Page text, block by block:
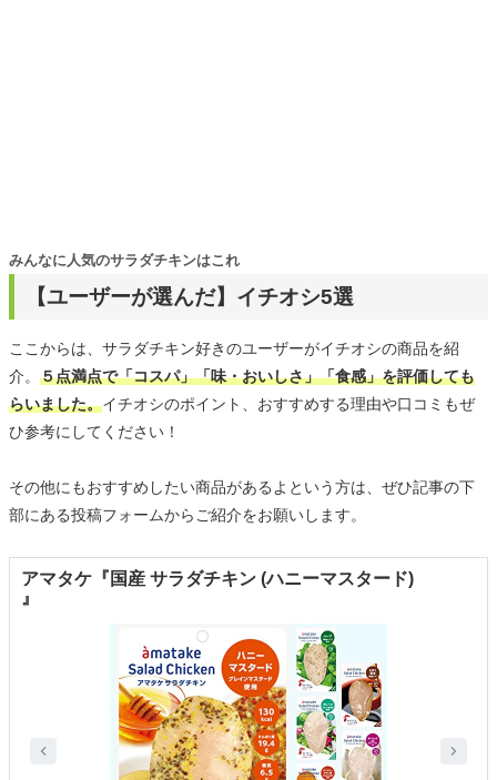
【ユーザーが選んだ】イチオシ5選
みんなに人気のサラダチキンはこれ
ここからは、サラダチキン好きのユーザーがイチオシの商品を紹
介。 ５点満点で「コスパ」「味・おいしさ」「食感」を評価しても
らいました。イチオシのポイント、おすすめする理由や口コミもぜ
ひ参考にしてください！
その他にもおすすめしたい商品があるよという方は、ぜひ記事の下
部にある投稿フォームからご紹介をお願いします。
アマタケ『国産 サラダチキン (ハニーマスタード)
』